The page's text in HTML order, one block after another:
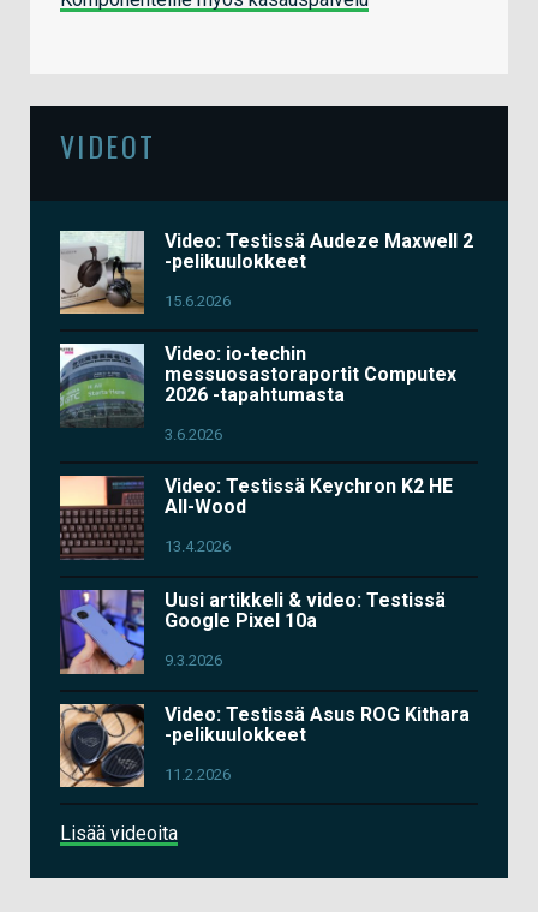
VIDEOT
Video: Testissä Audeze Maxwell 2
-pelikuulokkeet
15.6.2026
Video: io-techin
messuosastoraportit Computex
2026 -tapahtumasta
3.6.2026
Video: Testissä Keychron K2 HE
All-Wood
13.4.2026
Uusi artikkeli & video: Testissä
Google Pixel 10a
9.3.2026
Video: Testissä Asus ROG Kithara
-pelikuulokkeet
11.2.2026
Lisää videoita